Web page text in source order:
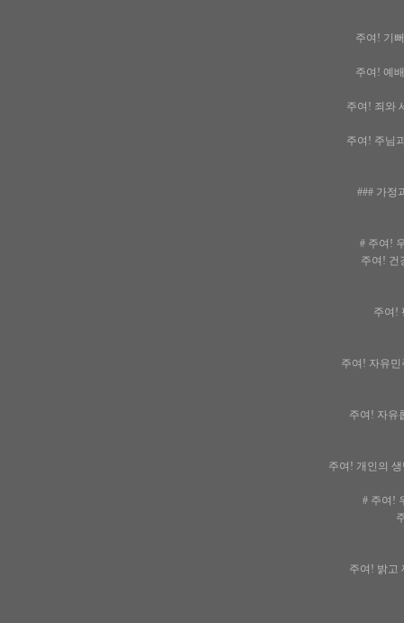
주여! 기뻐
주여! 예배
주여! 죄와
주여! 주님
### 가정
# 주여!
주여! 건
주여!
주여! 자유민
주여! 자유
주여! 개인의 생
# 주여!
주여! 밝고